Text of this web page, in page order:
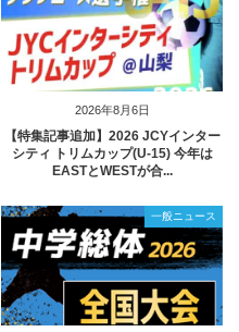
2026年8月6日
【特集記事追加】2026 JCYインター
シティ トリムカップ(U-15) 今年は
EASTとWESTが合...
一般ニュース